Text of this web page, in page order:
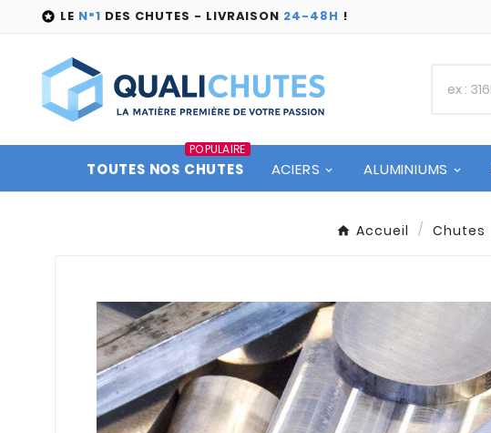
 LE N°1 DES CHUTES - LIVRAISON 24-48H !
TOUTES NOS CHUTES
POPULAIRE
ACIERS ALUMINIUMS
Accueil Chutes